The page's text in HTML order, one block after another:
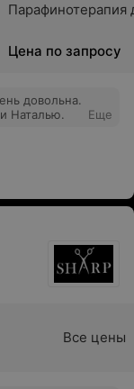
Парафинотерапия
Цена по запросу
довольна.
Наталью.
Еще
Все цены